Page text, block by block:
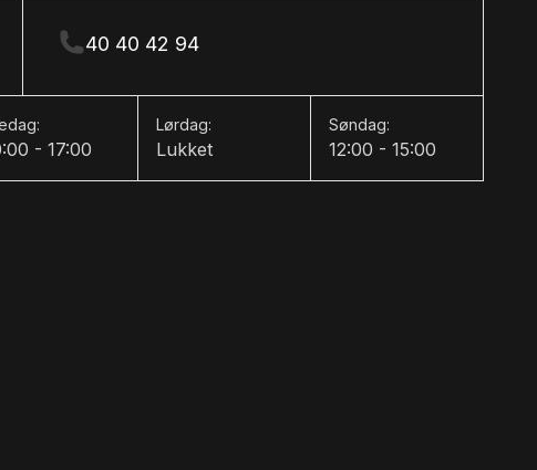
40 40 42 94
- 17:00
Lørdag:
Lukket
Søndag:
12:00 - 15:00